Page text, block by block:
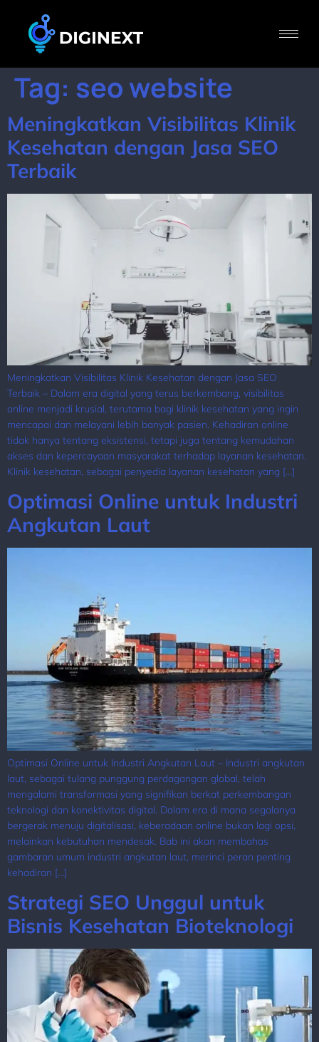
Tag: seo website
Meningkatkan Visibilitas Klinik
Kesehatan dengan Jasa SEO
Terbaik
Meningkatkan Visibilitas Klinik Kesehatan dengan Jasa SEO
Terbaik – Dalam era digital yang terus berkembang, visibilitas
online menjadi krusial, terutama bagi klinik kesehatan yang ingin
mencapai dan melayani lebih banyak pasien. Kehadiran online
tidak hanya tentang eksistensi, tetapi juga tentang kemudahan
akses dan kepercayaan masyarakat terhadap layanan kesehatan.
Klinik kesehatan, sebagai penyedia layanan kesehatan yang […]
Optimasi Online untuk Industri
Angkutan Laut
Optimasi Online untuk Industri Angkutan Laut – Industri angkutan
laut, sebagai tulang punggung perdagangan global, telah
mengalami transformasi yang signifikan berkat perkembangan
teknologi dan konektivitas digital. Dalam era di mana segalanya
bergerak menuju digitalisasi, keberadaan online bukan lagi opsi,
melainkan kebutuhan mendesak. Bab ini akan membahas
gambaran umum industri angkutan laut, merinci peran penting
kehadiran […]
Strategi SEO Unggul untuk
Bisnis Kesehatan Bioteknologi